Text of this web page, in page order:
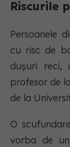
Riscurile
Persoanele
cu risc de
dușuri reci,
profesor de
de la
O
vorba de